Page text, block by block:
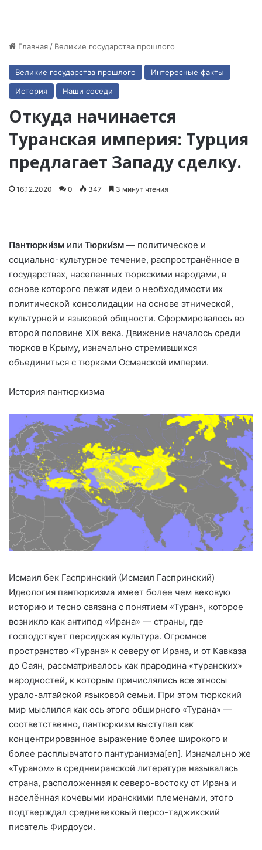
Главная / Великие государства прошлого
Великие государства прошлого
Интересные факты
История
Наши соседи
Откуда начинается
Туранская империя: Турция
предлагает Западу сделку.
16.12.2020 0 347 3 минут чтения
Пантюрки́зм или Тюрки́зм — политическое и
социально-культурное течение, распространённое в
государствах, населенных тюркскими народами, в
основе которого лежат идеи о необходимости их
политической консолидации на основе этнической,
культурной и языковой общности. Сформировалось во
второй половине XIX века. Движение началось среди
тюрков в Крыму, изначально стремившихся
объединиться c тюрками Османской империи.
История пантюркизма
Исмаил бек Гаспринский (Исмаил Гаспринский)
Идеология пантюркизма имеет более чем вековую
историю и тесно связана с понятием «Туран», которое
возникло как антипод «Ирана» — страны, где
господствует персидская культура. Огромное
пространство «Турана» к северу от Ирана, и от Кавказа
до Саян, рассматривалось как прародина «туранских»
народностей, к которым причислялись все этносы
урало-алтайской языковой семьи. При этом тюркский
мир мыслился как ось этого обширного «Турана» —
соответственно, пантюркизм выступал как
концентрированное выражение более широкого и
более расплывчатого пантуранизма[en]. Изначально же
«Тураном» в среднеиранской литературе называлась
страна, расположенная к северо-востоку от Ирана и
населённая кочевыми иранскими племенами, этого
подтверждал средневековый персо-таджикский
писатель Фирдоуси.